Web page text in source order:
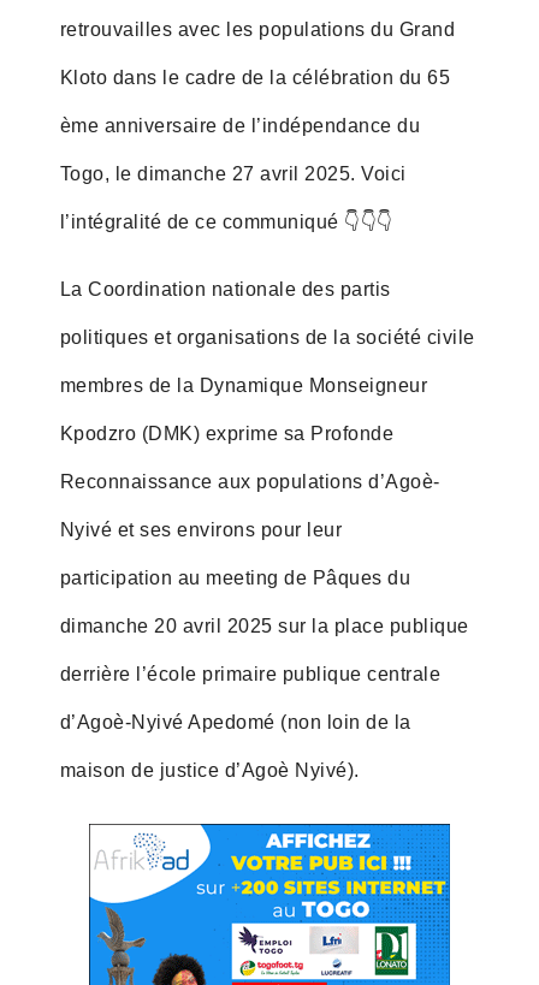
retrouvailles avec les populations du Grand
Kloto dans le cadre de la célébration du 65
ème anniversaire de l’indépendance du
Togo, le dimanche 27 avril 2025. Voici
l’intégralité de ce communiqué 👇👇👇
La Coordination nationale des partis
politiques et organisations de la société civile
membres de la Dynamique Monseigneur
Kpodzro (DMK) exprime sa Profonde
Reconnaissance aux populations d’Agoè-
Nyivé et ses environs pour leur
participation au meeting de Pâques du
dimanche 20 avril 2025 sur la place publique
derrière l’école primaire publique centrale
d’Agoè-Nyivé Apedomé (non loin de la
maison de justice d’Agoè Nyivé).